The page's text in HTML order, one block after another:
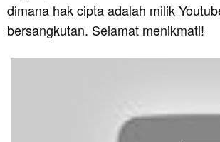
dimana hak cipta adalah milik
bersangkutan. Selamat menikmati!